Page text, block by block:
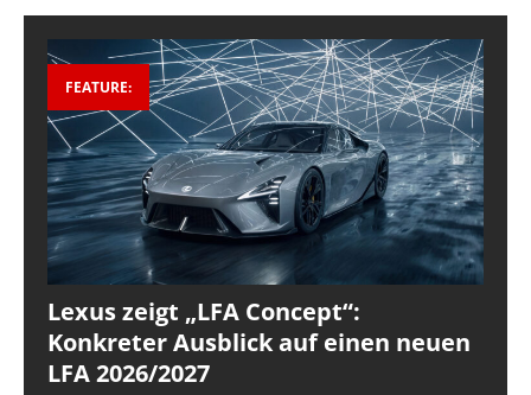
FEATURE:
Lexus zeigt „LFA Concept“:
Konkreter Ausblick auf einen neuen
LFA 2026/2027